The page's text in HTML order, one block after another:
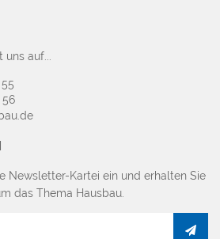
uns auf...
56
Newsletter-Kartei ein und erhalten Sie
das Thema Hausbau.